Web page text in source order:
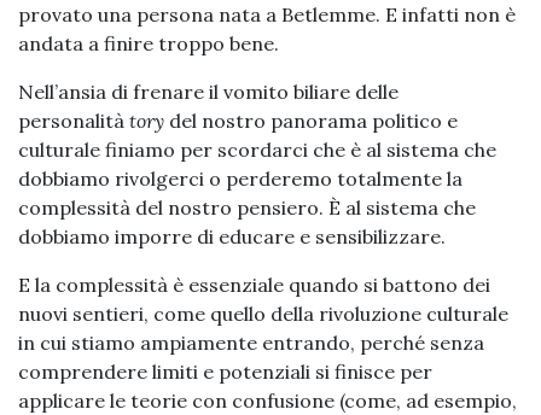
provato una persona nata a Betlemme. E infatti non è
andata a finire troppo bene.
Nell’ansia di frenare il vomito biliare delle
personalità tory del nostro panorama politico e
culturale finiamo per scordarci che è al sistema che
dobbiamo rivolgerci o perderemo totalmente la
complessità del nostro pensiero. È al sistema che
dobbiamo imporre di educare e sensibilizzare.
E la complessità è essenziale quando si battono dei
nuovi sentieri, come quello della rivoluzione culturale
in cui stiamo ampiamente entrando, perché senza
comprendere limiti e potenziali si finisce per
applicare le teorie con confusione (come, ad esempio,